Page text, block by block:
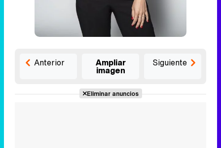
Anterior Ampliar
imagen
Siguiente
Eliminar anuncios